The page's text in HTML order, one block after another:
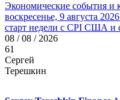
Экономические события и
воскресенье, 9 августа
старт недели с CPI США и
08 / 08 / 2026
61
Сергей
Терешкин